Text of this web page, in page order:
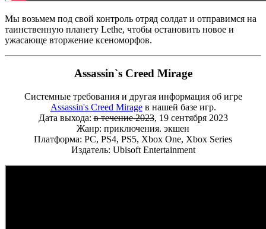
Мы возьмем под свой контроль отряд солдат и отправимся на
таинственную планету Lethe, чтобы остановить новое и
ужасающе вторжение ксеноморфов.
Assassin`s Creed Mirage
Системные требования и другая информация об игре
Assassin's Creed Mirageв нашей базе игр.
Дата выхода:в течение 2023, 19 сентября 2023
Жанр: приключения. экшен
Платформа: PC, PS4, PS5, Xbox One, Xbox Series
Издатель: Ubisoft Entertainment